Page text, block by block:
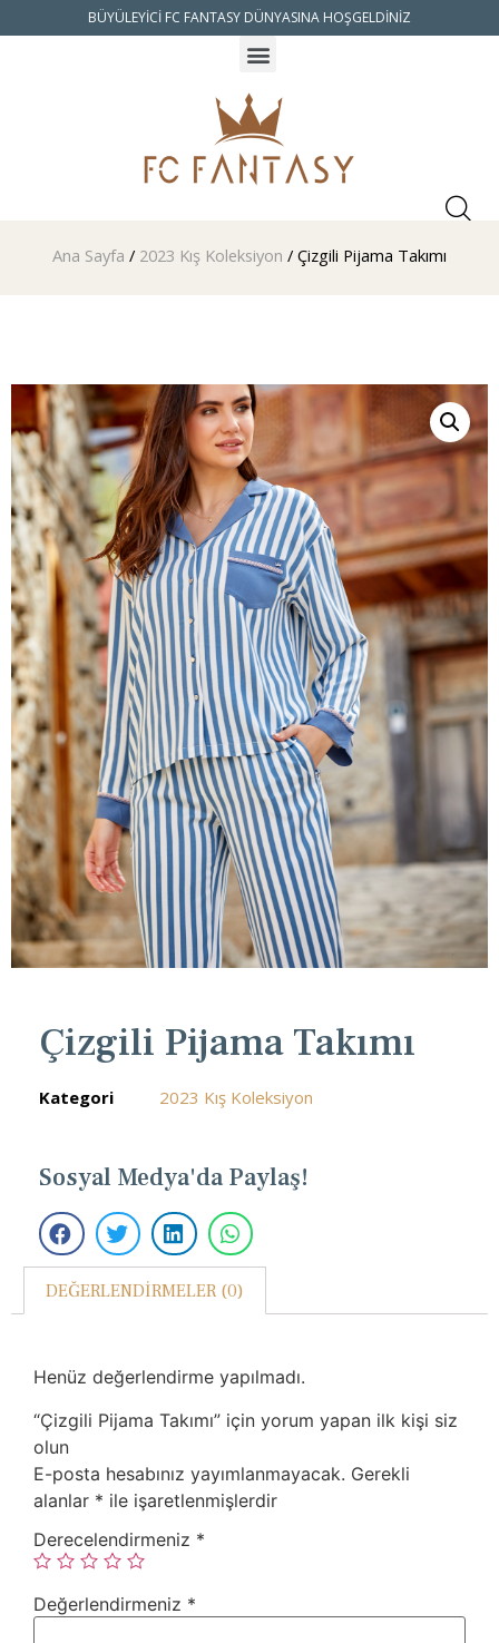
BÜYÜLEYİCİ FC FANTASY DÜNYASINA HOŞGELDİNİZ
Ana Sayfa / 2023 Kış Koleksiyon / Çizgili Pijama Takımı
Çizgili Pijama Takımı
Kategori 2023 Kış Koleksiyon
Sosyal Medya'da Paylaş!
DEĞERLENDIRMELER (0)
Henüz değerlendirme yapılmadı.
“Çizgili Pijama Takımı” için yorum yapan ilk kişi siz
olun
E-posta hesabınız yayımlanmayacak. Gerekli
alanlar * ile işaretlenmişlerdir
Derecelendirmeniz *
Değerlendirmeniz *